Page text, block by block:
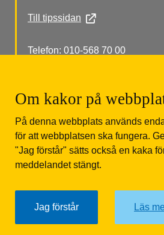
Till tipssidan
Telefon: 010-568 70 00
Säkerhetspolisen
Tfn: 010-568 70 00
Om kakor på
På denna webbplats används
för att webbplatsen ska fungera.
"Jag förstår" sätts också en kaka
meddelandet stängt.
Jag förstår Läs